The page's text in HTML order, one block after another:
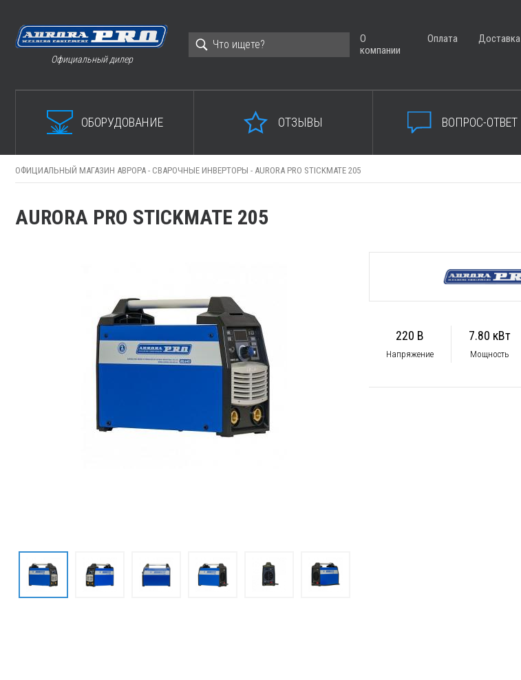
Официальный дилер
О
компании
Оплата Доставка
ОБОРУДОВАНИЕ ОТЗЫВЫ ВОПРОС-ОТВЕТ
ОФИЦИАЛЬНЫЙ МАГАЗИН АВРОРА - СВАРОЧНЫЕ ИНВЕРТОРЫ - AURORA PRO STICKMATE 205
AURORA PRO STICKMATE 205
220 В
Напряжение
7.80 кВт
Мощность